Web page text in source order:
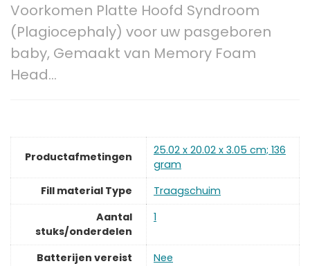
Voorkomen Platte Hoofd Syndroom
(Plagiocephaly) voor uw pasgeboren
baby, Gemaakt van Memory Foam
Head…
Productafmetingen
‎25.02 x 20.02 x 3.05 cm; 136
gram
Fill material Type
‎Traagschuim
Aantal
stuks/onderdelen
‎1
Batterijen vereist
‎Nee